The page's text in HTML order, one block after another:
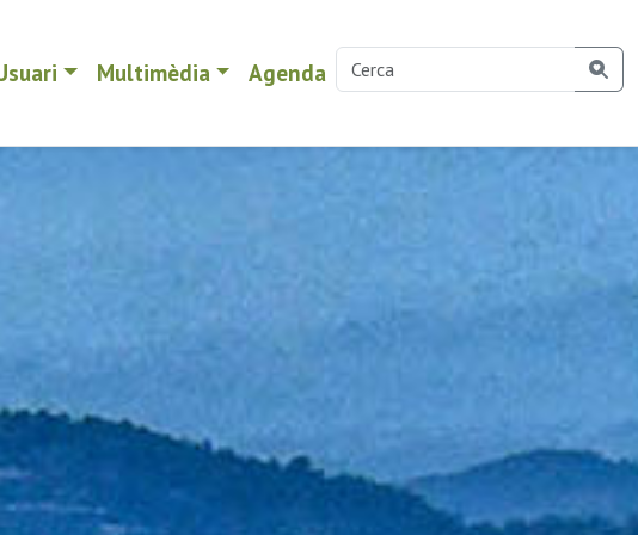
Multimèdia Agenda